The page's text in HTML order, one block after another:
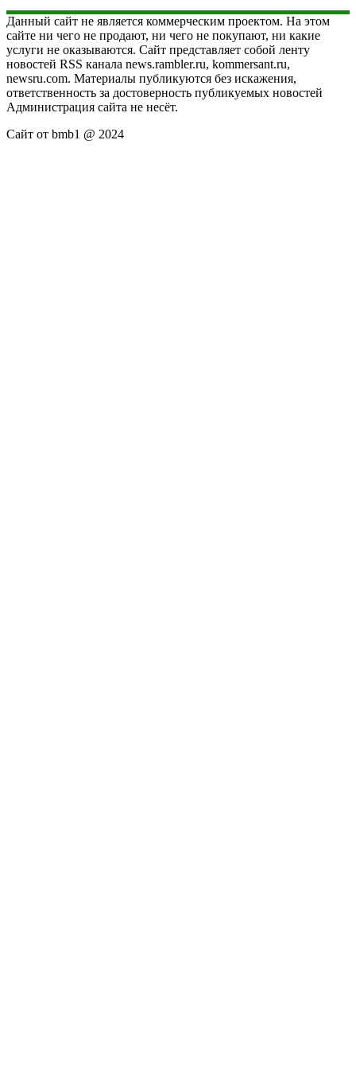
Данный сайт не является коммерческим проектом. На этом
сайте ни чего не продают, ни чего не покупают, ни какие
услуги не оказываются. Сайт представляет собой ленту
новостей RSS канала news.rambler.ru, kommersant.ru,
newsru.com. Материалы публикуются без искажения,
ответственность за достоверность публикуемых новостей
Администрация сайта не несёт.
Сайт от bmb1 @ 2024